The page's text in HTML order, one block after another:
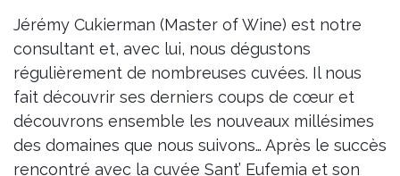
Jérémy Cukierman (Master of Wine) est notre
consultant et, avec lui, nous dégustons
régulièrement de nombreuses cuvées. Il nous
fait découvrir ses derniers coups de cœur et
découvrons ensemble les nouveaux millésimes
des domaines que nous suivons… Après le succès
rencontré avec la cuvée Sant’ Eufemia et son